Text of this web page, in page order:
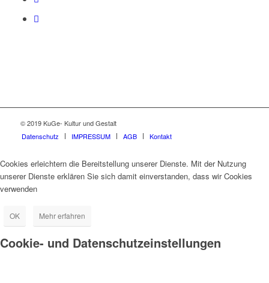
© 2019 KuGe- Kultur und Gestalt
Datenschutz
IMPRESSUM AGB Kontakt
Cookies erleichtern die Bereitstellung unserer Dienste. Mit der Nutzung
unserer Dienste erklären Sie sich damit einverstanden, dass wir Cookies
verwenden
OK Mehr erfahren
Cookie- und Datenschutzeinstellungen